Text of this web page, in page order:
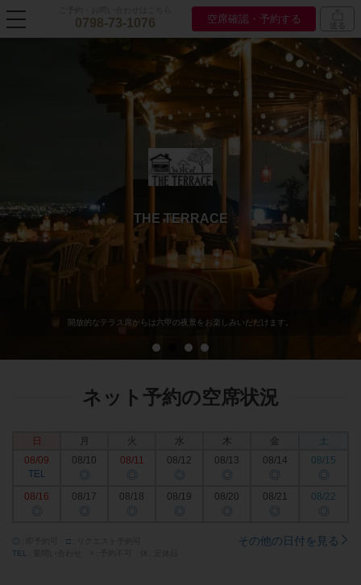
0798-73-1076 空席確認・予約する 送る
THE TERRACE
開放的なテラス席からは六甲の夜景をお楽しみいただけます。
ネット予約の空席状況
日 火 水 木 金
土
08/09
TEL
08/10
◎
08/11
◎
08/12
◎
08/13
◎
08/14
◎
08/15
◎
08/16
◎
08/17
◎
08/18
◎
08/19
◎
08/20
◎
08/21
◎
08/22
◎
□
TEL
その他の日付を見る